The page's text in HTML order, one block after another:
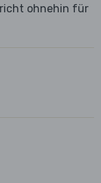
ohnehin für